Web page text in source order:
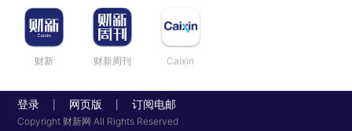
财新 财新周刊 Caixin
登录 网页版 订阅电邮
Copyright 财新网 All Rights Reserved